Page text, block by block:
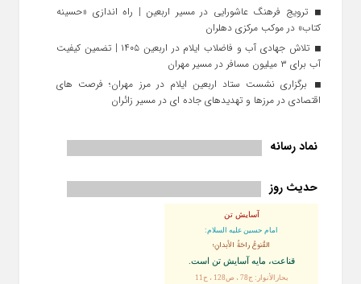
ترویج فرهنگ عاشورایی در مسیر اربعین | راه‌ اندازی «حسینه
کتاب» در موکب مرکزی دهلران
تلاش جهادی آب و فاضلاب ایلام در اربعین ۱۴۰۵ | تضمین کیفیت
آب برای ۳ میلیون مسافر در مسیر مهران
برگزاری نشست ستاد اربعین ایلام در مرز مهران؛ فرصت‌ های
اقتصادی در مرزها و تهدیدهای جاده‌ ای در مسیر زائران
نماد رسانه
حدیث روز
آسایش تن
امام حسین علیه السلام:
القُنوعُ راحَةُ الأبدانِ؛
قناعت، مايه آسايش تن است.
بحارالأنوار: ج78 ، ص128 ، ح11